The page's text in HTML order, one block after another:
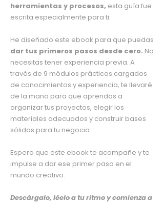
herramientas y procesos, esta guía fue
escrita especialmente para ti.
He diseñado este ebook para que puedas
dar tus primeros pasos desde cero. No
necesitas tener experiencia previa. A
través de 9 módulos prácticos cargados
de conocimientos y experiencia, te llevaré
de la mano para que aprendas a
organizar tus proyectos, elegir los
materiales adecuados y construir bases
sólidas para tu negocio.
Espero que este ebook te acompañe y te
impulse a dar ese primer paso en el
mundo creativo.
Descárgalo, léelo a tu ritmo y comienza a